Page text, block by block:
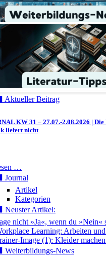
Aktueller Beitrag
KW 31 – 27.07.-2.08.2026 |
liefert nicht
…
Journal
Artikel
Kategorien
Neuster Artikel:
nicht »Ja«, wenn du »Nein«
Learning: Arbeiten
Image (1): Kleider
Weiterbildungs-News